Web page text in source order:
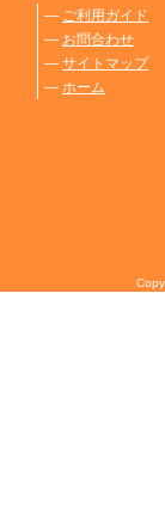
― ご利用ガイド
― お問合わせ
― サイトマップ
― ホーム